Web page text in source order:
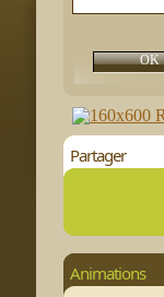
Partager
Animations